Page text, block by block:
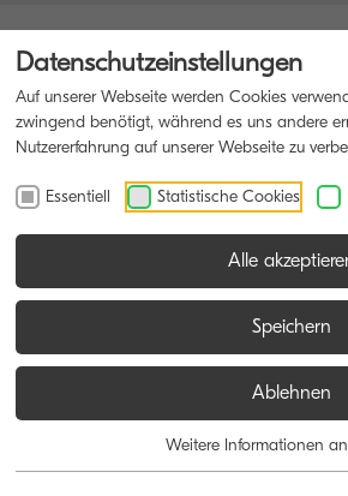
MULTIFUNKTIONSDRUCKER SOFTWARE BLOG
Datenschutzeinstellungen
Auf unserer Webseite werden Cookies
zwingend benötigt, während es uns andere
Nutzererfahrung auf unserer Webseite zu
Essentiell Statistische Cookies
Alle
Speichern
Ablehnen
Weitere Informationen